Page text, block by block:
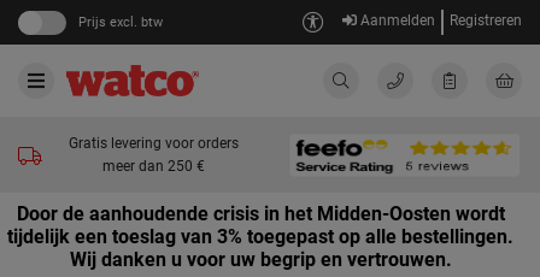
Prijs excl. btw Aanmelden Registreren
Gratis levering voor orders
meer dan 250 €
Door de aanhoudende crisis in het Midden-Oosten wordt
tijdelijk een toeslag van 3% toegepast op alle bestellingen.
Wij danken u voor uw begrip en vertrouwen.